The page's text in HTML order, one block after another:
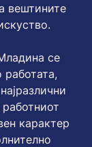
вештините
се
карактер